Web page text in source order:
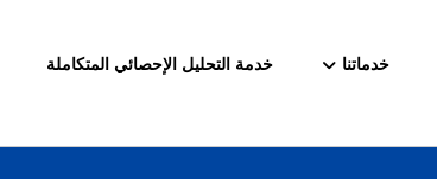
خدماتنا خدمة التحليل الإحصائي المتكاملة